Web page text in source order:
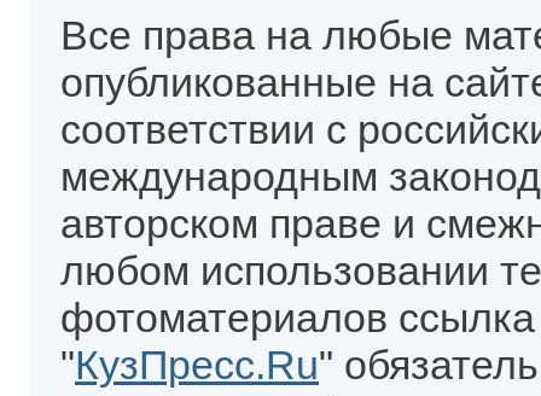
Все права на любые
опубликованные на
соответствии с
международным
авторском праве и
любом использовании
фотоматериалов
"КузПресс.Ru"